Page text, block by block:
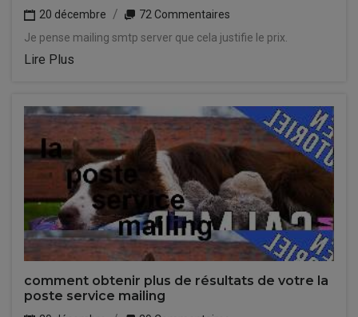
20 décembre
72 Commentaires
Je pense mailing smtp server que cela justifie le prix.
Lire Plus
comment obtenir plus de résultats de votre la
poste service mailing